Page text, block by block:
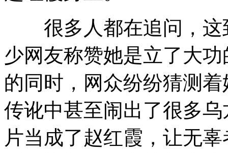
很多人都在追问，这
少网友称赞她是立了大
的同时，网众纷纷猜测
传讹中甚至闹出了很多
片当成了赵红霞，让无